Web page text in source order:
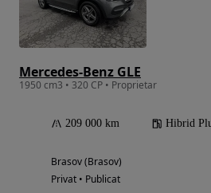
Mercedes-Benz GLE
1950 cm3 • 320 CP • Proprietar
209 000 km Hibrid
Brasov (Brasov)
Privat • Publicat